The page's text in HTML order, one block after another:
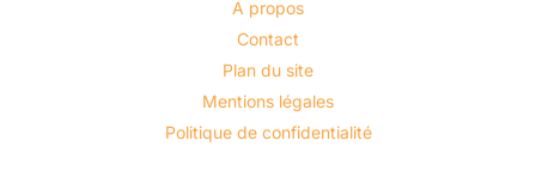
A propos
Contact
Plan du site
Mentions légales
Politique de confidentialité